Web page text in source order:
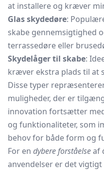
at installere og kræver
Glas skydedøre:
skabe gennemsigtighed
terrassedøre eller
Skydelåger til skabe:
kræver ekstra plads til at
Disse typer
muligheder, der er
innovation fortsætter
og funktionaliteter, som
behov for både form og
For en dybere forståelseaf
anvendelser er det